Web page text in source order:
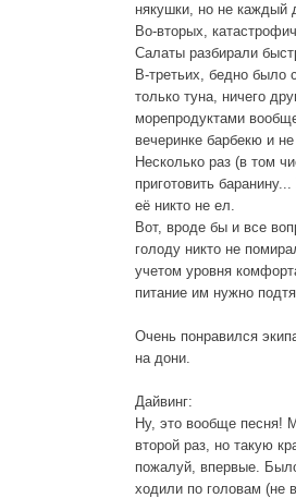
някушки, но не каждый
Во-вторых,
Салаты разбирали
В-третьих, бедно
только туна, ничего
морепродуктами
вечеринке барбекю и
Несколько раз (в том
приготовить
её никто не ел.
Вот, вроде бы и все
голоду никто не
учетом уровня
питание им нужно
Очень понравился
на дони.
Дайвинг:
Ну, это вообще песня!
второй раз, но такую
пожалуй, впервые.
ходили по головам (не